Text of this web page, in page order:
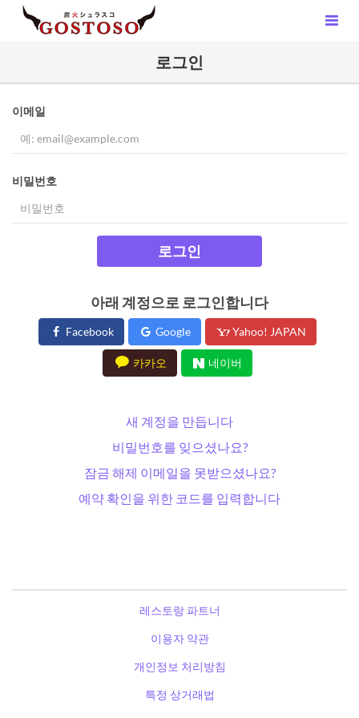
로그인
이메일
비밀번호
로그인
아래 계정으로 로그인합니다
Facebook Google Yahoo! JAPAN
카카오 네이버
새 계정을 만듭니다
비밀번호를 잊으셨나요?
잠금 해제 이메일을 못받으셨나요?
예약 확인을 위한 코드를 입력합니다
레스토랑 파트너
이용자 약관
개인정보 처리방침
특정 상거래법